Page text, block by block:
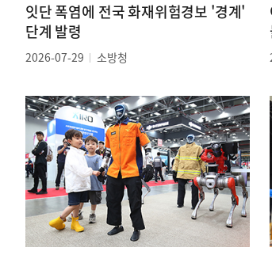
잇단 폭염에 전국 화재위험경보 '경계'
단계 발령
2026-07-29 소방청